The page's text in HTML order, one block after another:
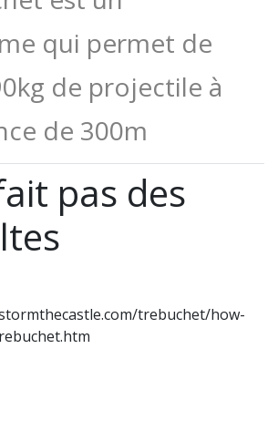
qui permet de
de projectile à
de 300m
pas des
trebuchet/how-